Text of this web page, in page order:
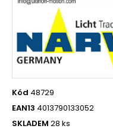
Kód 48729
EAN13 4013790133052
SKLADEM 28 ks